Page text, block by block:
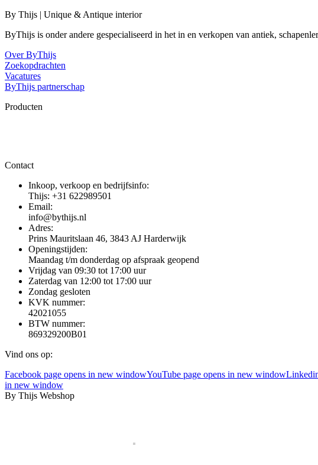
By Thijs | Unique & Antique interior
ByThijs is onder andere gespecialiseerd in het in en verkopen van antiek,
Over ByThijs
Zoekopdrachten
Vacatures
ByThijs partnerschap
Producten
Contact
Inkoop, verkoop en bedrijfsinfo:
Thijs: +31 622989501
Email:
info@bythijs.nl
Adres:
Prins Mauritslaan 46, 3843 AJ Harderwijk
Openingstijden:
Maandag t/m donderdag op afspraak geopend
Vrijdag van 09:30 tot 17:00 uur
Zaterdag van 12:00 tot 17:00 uur
Zondag gesloten
KVK nummer:
42021055
BTW nummer:
869329200B01
Vind ons op:
Facebook page opens in new windowYouTube page opens in new window
in new window
By Thijs Webshop